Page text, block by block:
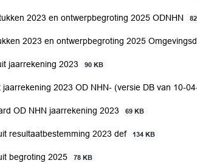
2023 en ontwerpbegroting 2025 ODNHN
2023 en ontwerpbegroting 2025
jaarrekening 2023 90 KB
jaarrekening 2023 OD NHN- (versie DB van 10-
OD NHN jaarrekening 2023 69 KB
resultaatbestemming 2023 def 134 KB
begroting 2025 78 KB